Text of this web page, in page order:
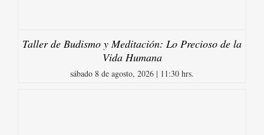
Taller de Budismo y Meditación: Lo Precioso de la
Vida Humana
sábado 8 de agosto, 2026 | 11:30 hrs.